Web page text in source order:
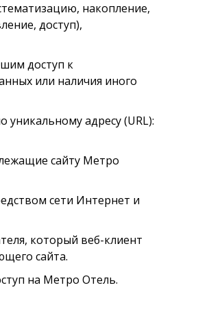
накопление,
доступ),
доступ к
или наличия иного
адресу (URL):
сайту Метро
сети Интернет и
который веб-клиент
сайта.
на Метро Отель.